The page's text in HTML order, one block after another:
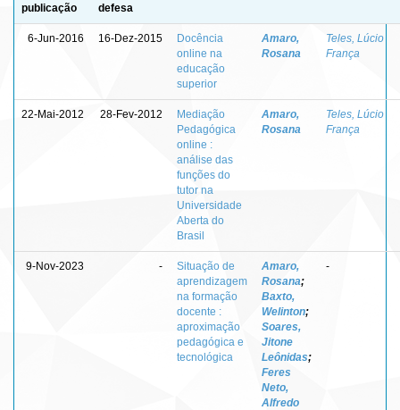
publicação
defesa
6-Jun-2016 16-Dez-2015
Docência
online na
educação
superior
Amaro,
Rosana
Teles, Lúcio
França
22-Mai-2012 28-Fev-2012
Mediação
Pedagógica
online :
análise das
funções do
tutor na
Universidade
Aberta do
Brasil
Amaro,
Rosana
Teles, Lúcio
França
9-Nov-2023 -
Situação de
aprendizagem
na formação
docente :
aproximação
pedagógica e
tecnológica
Amaro,
Rosana;
Baxto,
Welinton;
Soares,
Jitone
Leônidas;
Feres
Neto,
Alfredo
-